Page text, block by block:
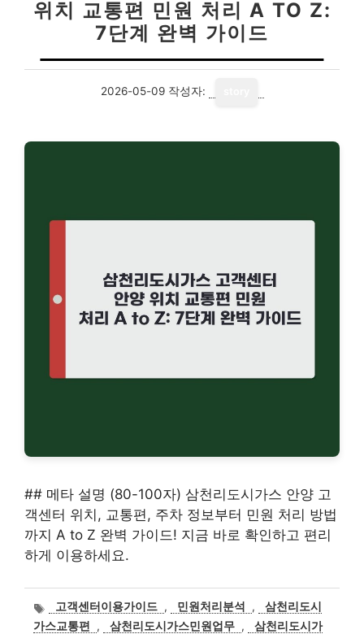
위치 교통편 민원 처리 A TO Z:
7단계 완벽 가이드
2026-05-09 작성자:
## 메타 설명 (80-100자) 삼천리도시가스 안양 고
객센터 위치, 교통편, 주차 정보부터 민원 처리 방법
까지 A to Z 완벽 가이드! 지금 바로 확인하고 편리
하게 이용하세요.
태
그
고객센터이용가이드 , 민원처리분석 ,
삼천리도시
가스교통편
, 삼천리도시가스민원업무 ,
삼천리도시가